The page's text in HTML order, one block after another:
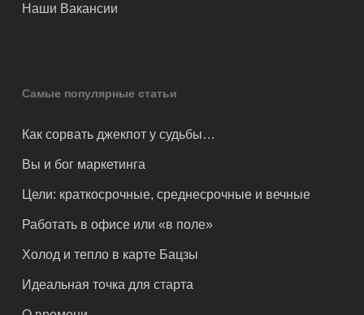
Наши Вакансии
Самые популярные статьи
Как сорвать джекпот у судьбы…
Вы и бог маркетинга
Цели: краткосрочные, среднесрочные и вечные
Работать в офисе или «в поле»
Холод и тепло в карте Бацзы
Идеальная точка для старта